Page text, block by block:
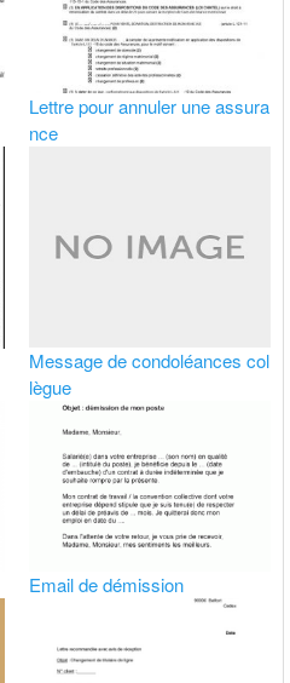
Lettre pour annuler une assura
nce
Message de condoléances col
lègue
Email de démission